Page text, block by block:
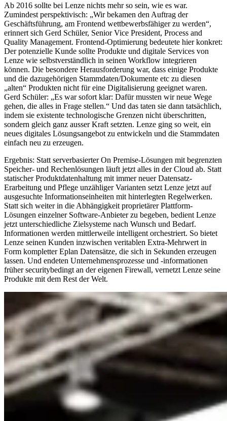
Ab 2016 sollte bei Lenze nichts mehr so sein, wie es war.
Zumindest perspektivisch: „Wir bekamen den Auftrag der
Geschäftsführung, am Frontend wettbewerbsfähiger zu werden“,
erinnert sich Gerd Schüler, Senior Vice President, Process and
Quality Management. Frontend-Optimierung bedeutete hier konkret:
Der potenzielle Kunde sollte Produkte und digitale Services von
Lenze wie selbstverständlich in seinen Workflow integrieren
können. Die besondere Herausforderung war, dass einige Produkte
und die dazugehörigen Stammdaten/Dokumente etc zu diesen
„alten“ Produkten nicht für eine Digitalisierung geeignet waren.
Gerd Schüler: „Es war sofort klar: Dafür mussten wir neue Wege
gehen, die alles in Frage stellen.“ Und das taten sie dann tatsächlich,
indem sie existente technologische Grenzen nicht überschritten,
sondern gleich ganz ausser Kraft setzten. Lenze ging so weit, ein
neues digitales Lösungsangebot zu entwickeln und die Stammdaten
einfach neu zu erzeugen.
Ergebnis: Statt serverbasierter On Premise-Lösungen mit begrenzten
Speicher- und Rechenlösungen läuft jetzt alles in der Cloud ab. Statt
statischer Produktdatenhaltung mit immer neuer Datensatz-
Erarbeitung und Pflege unzähliger Varianten setzt Lenze jetzt auf
ausgesuchte Informationseinheiten mit hinterlegten Regelwerken.
Statt sich weiter in die Abhängigkeit proprietärer Plattform-
Lösungen einzelner Software-Anbieter zu begeben, bedient Lenze
jetzt unterschiedliche Zielsysteme nach Wunsch und Bedarf.
Informationen werden mittlerweile intelligent orchestriert. So bietet
Lenze seinen Kunden inzwischen veritablen Extra-Mehrwert in
Form kompletter Eplan Datensätze, die sich in Sekunden erzeugen
lassen. Und endeten Unternehmensprozesse und -informationen
früher securitybedingt an der eigenen Firewall, vernetzt Lenze seine
Produkte mit dem Rest der Welt.